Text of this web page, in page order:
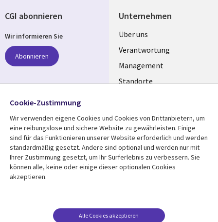
Unternehmen
Useful
links
GERMANY
Über uns
Verantwortung
Management
Standorte
Mediathek
Library
GERMANY
Aktuelles
Rechtliches
Beschwerden/Hinweise
CGI abonnieren
Wir informieren Sie
Abonnieren
Folgen Sie uns
Social
Media
GERMANY
Cookie-Zustimmung
Wir verwenden eigene Cookies und Cookies von Drittanbietern, um
eine reibungslose und sichere Website zu gewährleisten. Einige
sind für das Funktionieren unserer Website erforderlich und werden
standardmäßig gesetzt. Andere sind optional und werden nur mit
Ihrer Zustimmung gesetzt, um Ihr Surferlebnis zu verbessern. Sie
können alle, keine oder einige dieser optionalen Cookies
akzeptieren.
Alle Cookies akzeptieren